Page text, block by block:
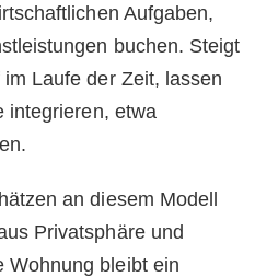
Aufgaben,
buchen. Steigt
Laufe der Zeit, lassen
integrieren, etwa
an diesem Modell
Privatsphäre und
Wohnung bleibt ein